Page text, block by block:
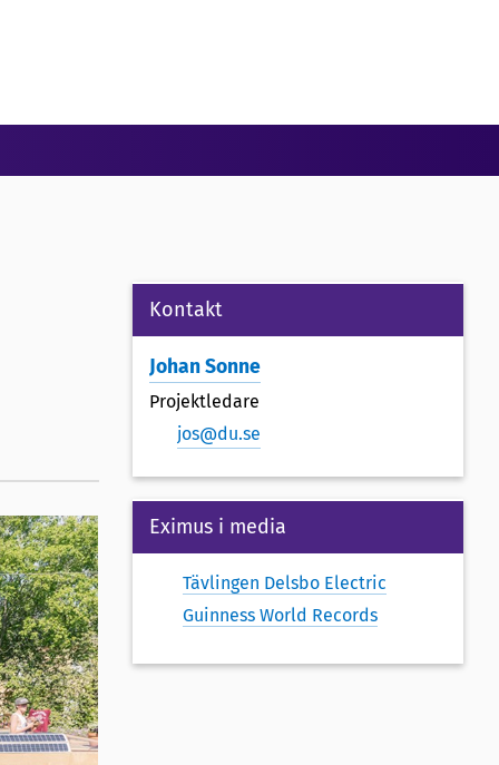
Kontakt
Johan Sonne
Projektledare
jos@du.se
Eximus i media
Tävlingen Delsbo Electric
Guinness World Records